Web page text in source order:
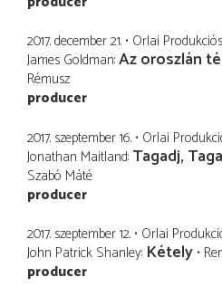
2017. december 21. Orlai
James Goldman Az oroszlán
Rémusz
producer
2017. szeptember 16. Orlai
Jonathan Maitland Tagadj,
Szabó Máté
producer
2017. szeptember 12. Orlai
John Patrick Shanley Kétely
producer